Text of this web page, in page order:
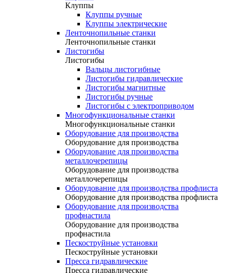
Клуппы
Клуппы ручные
Клуппы электрические
Ленточнопильные станки
Ленточнопильные станки
Листогибы
Листогибы
Вальцы листогибные
Листогибы гидравлические
Листогибы магнитные
Листогибы ручные
Листогибы с электроприводом
Многофункциональные станки
Многофункциональные станки
Оборудование для производства
Оборудование для производства
Оборудование для производства
металлочерепицы
Оборудование для производства
металлочерепицы
Оборудование для производства профлиста
Оборудование для производства профлиста
Оборудование для производства
профнастила
Оборудование для производства
профнастила
Пескоструйные установки
Пескоструйные установки
Пресса гидравлические
Пресса гидравлические